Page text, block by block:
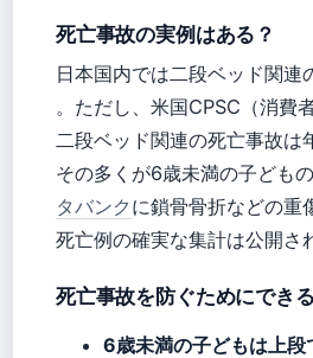
死亡事故の実例はある？
日本国内では二段ベッド関
。ただし、米国CPSC（消費
二段ベッド関連の死亡事故
その多くが6歳未満の子ども
タバンク に鎖骨骨折などの重
死亡例の確実な集計は公開さ
死亡事故を防ぐためにでき
6歳未満の子どもは上段